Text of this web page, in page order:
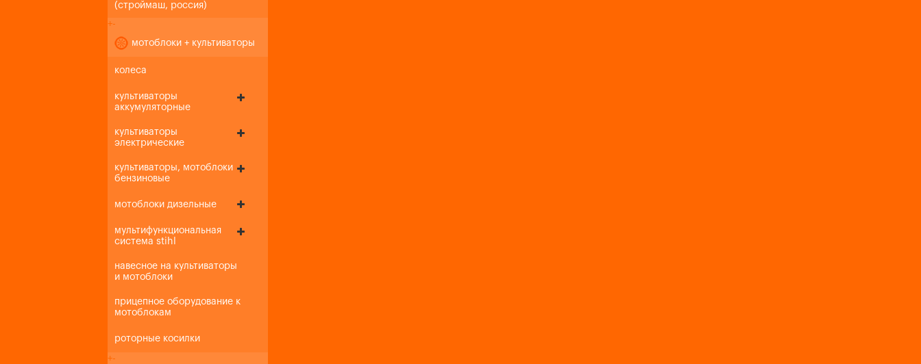
(строймаш, россия)
+-
мотоблоки + культиваторы
колеса
культиваторы
аккумуляторные
культиваторы
электрические
культиваторы, мотоблоки
бензиновые
мотоблоки дизельные
мультифункциональная
система stihl
навесное на культиваторы
и мотоблоки
прицепное оборудование к
мотоблокам
роторные косилки
+-